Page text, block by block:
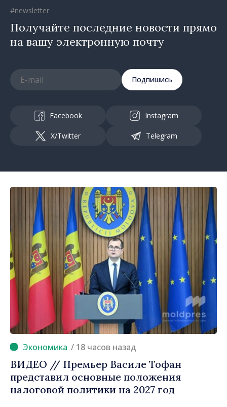
#newsletter
Получайте последние новости прямо
на вашу электронную почту
Подпишись
Facebook Instagram
X/Twitter Telegram
/ 18 часов назад
ВИДЕО // Премьер Василе Тофан
представил основные положения
налоговой политики на 2027 год